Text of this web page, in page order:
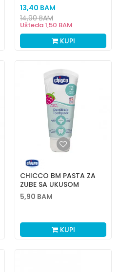
0-36M 50ML
13,40 BAM
Ušteda1,50 BAM
14,90BAM
KUPI
CHICCO BM PASTA ZA
ZUBE SA UKUSOM
JAGODE 50ML,
5,90 BAM
KUPI